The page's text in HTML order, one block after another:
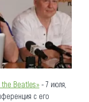
the Beatles» - 7 июля,
с его